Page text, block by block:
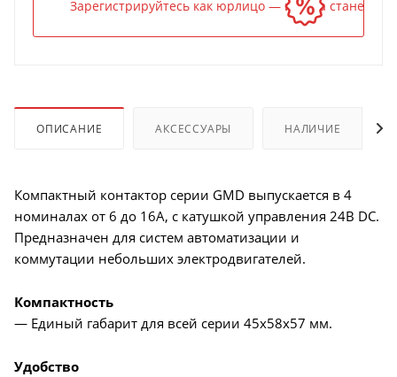
Зарегистрируйтесь как юрлицо — и цена станет
ОПИСАНИЕ АКСЕССУАРЫ НАЛИЧИЕ
Компактный контактор серии GMD выпускается в 4
номиналах от 6 до 16А, с катушкой управления 24В DC.
Предназначен для систем автоматизации и
коммутации небольших электродвигателей.
Компактность
— Единый габарит для всей серии 45x58x57 мм.
Удобство